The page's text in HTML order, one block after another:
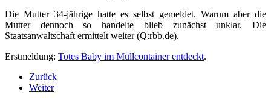
Die Mutter 34-jährige hatte es selbst gemeldet. Warum aber die
Mutter dennoch so handelte blieb zunächst unklar. Die
Staatsanwaltschaft ermittelt weiter (Q:rbb.de).
Erstmeldung: Totes Baby im Müllcontainer entdeckt.
Zurück
Weiter